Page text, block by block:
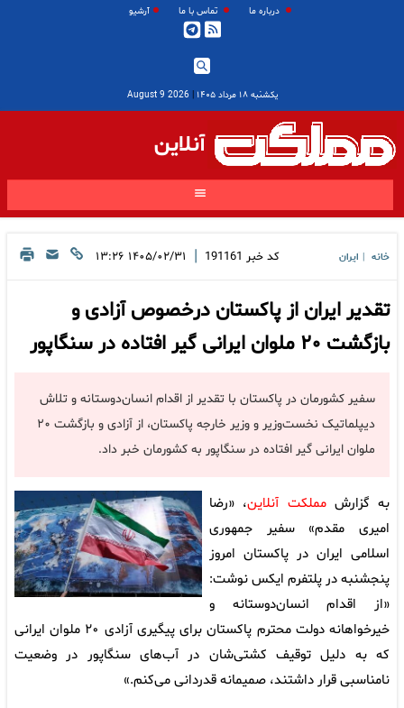
درباره ما تماس با ما آرشیو
یکشنبه ۱۸ مرداد ۱۴۰۵ |
2026 August 9
آنلاین
خانه ایران کد خبر 191161
| ۱۴۰۵/۰۲/۳۱ ۱۳:۲۶
تقدیر ایران از پاکستان درخصوص آزادی و
بازگشت ۲۰ ملوان ایرانی گیر افتاده در سنگاپور
سفیر کشورمان در پاکستان با تقدیر از اقدام انسان‌دوستانه و تلاش
دیپلماتیک نخست‌وزیر و وزیر خارجه پاکستان، از آزادی و بازگشت ۲۰
ملوان ایرانی گیر افتاده در سنگاپور به کشورمان خبر داد.
به گزارشمملکت آنلاین، «رضا
امیری مقدم» سفیر جمهوری
اسلامی ایران در پاکستان امروز
پنجشنبه در پلتفرم ایکس نوشت:
«از اقدام انسان‌دوستانه و
خیرخواهانه دولت محترم پاکستان برای پیگیری آزادی ۲۰ ملوان ایرانی
که به دلیل توقیف کشتی‌شان در آب‌های سنگاپور در وضعیت
نامناسبی قرار داشتند، صمیمانه قدردانی می‌کنم.»